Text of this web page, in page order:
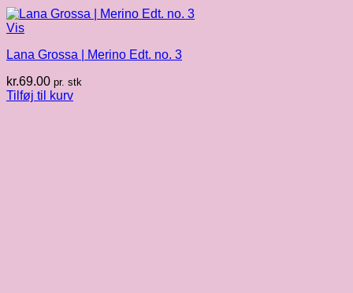
Vis
Lana Grossa | Merino Edt. no. 3
kr.69.00 pr. stk
Tilføj til kurv